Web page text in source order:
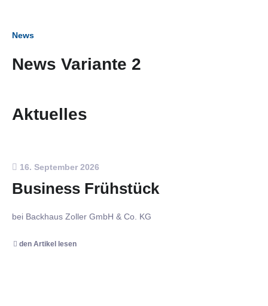
News
News Variante 2
Aktuelles
16. September 2026
Business Frühstück
bei Backhaus Zoller GmbH & Co. KG
den Artikel lesen